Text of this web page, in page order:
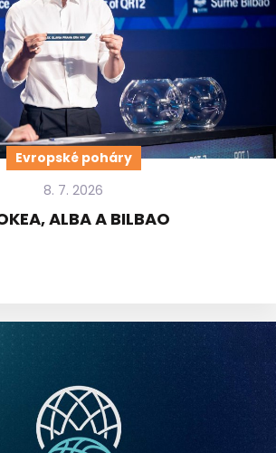
Evropské poháry
8. 7. 2026
ALBA A BILBAO